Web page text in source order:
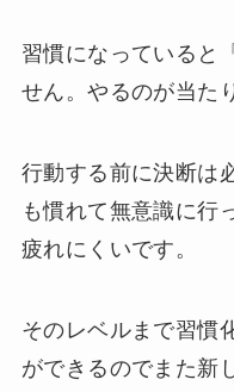
習慣になっていると
せん。やるのが当た
行動する前に決断は
も慣れて無意識に行
疲れにくいです。
そのレベルまで習慣
ができるのでまた新